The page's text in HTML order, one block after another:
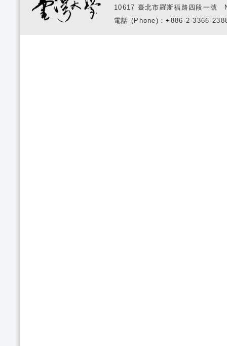
10617 臺北市羅斯福路四段一
電話 (Phone)：+886-2-3366-